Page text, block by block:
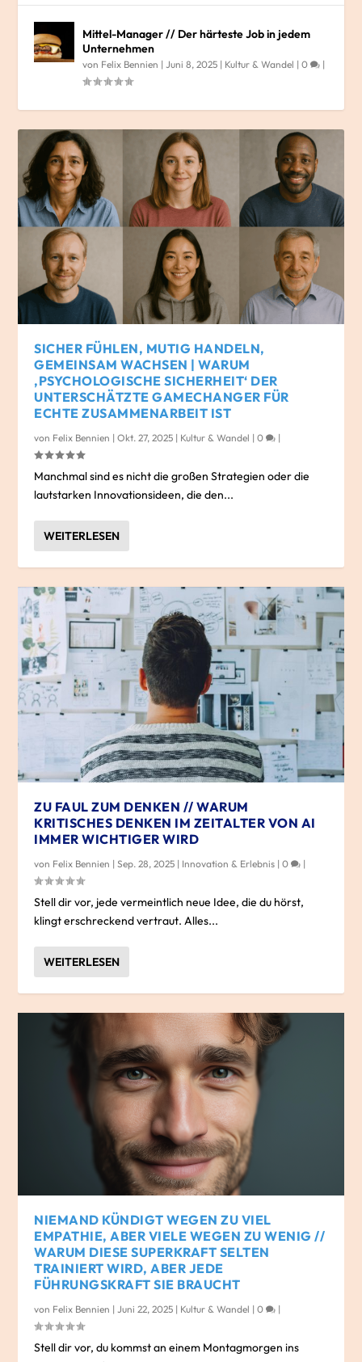
Mittel-Manager // Der härteste Job in jedem
Unternehmen
von Felix Bennien | Juni 8, 2025 | Kultur & Wandel |0 |
SICHER FÜHLEN, MUTIG HANDELN,
GEMEINSAM WACHSEN | WARUM
‚PSYCHOLOGISCHE SICHERHEIT‘ DER
UNTERSCHÄTZTE GAMECHANGER FÜR
ECHTE ZUSAMMENARBEIT IST
von Felix Bennien |Okt. 27, 2025 | Kultur & Wandel |0 |
Manchmal sind es nicht die großen Strategien oder die
lautstarken Innovationsideen, die den...
WEITERLESEN
ZU FAUL ZUM DENKEN // WARUM
KRITISCHES DENKEN IM ZEITALTER VON AI
IMMER WICHTIGER WIRD
von Felix Bennien |Sep. 28, 2025 | Innovation & Erlebnis |0 |
Stell dir vor, jede vermeintlich neue Idee, die du hörst,
klingt erschreckend vertraut. Alles...
WEITERLESEN
NIEMAND KÜNDIGT WEGEN ZU VIEL
EMPATHIE, ABER VIELE WEGEN ZU WENIG //
WARUM DIESE SUPERKRAFT SELTEN
TRAINIERT WIRD, ABER JEDE
FÜHRUNGSKRAFT SIE BRAUCHT
von Felix Bennien |Juni 22, 2025 | Kultur & Wandel |0 |
Stell dir vor, du kommst an einem Montagmorgen ins